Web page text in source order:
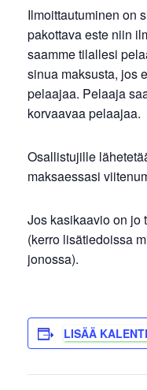
Ilmoittautuminen on
pakottava este niin
saamme tilallesi
sinua maksusta, jos
pelaajaa. Pelaaja
korvaavaa pelaajaa.
Osallistujille
maksaessasi
Jos kasikaavio on jo
(kerro lisätiedoissa
jonossa).
LISÄÄ